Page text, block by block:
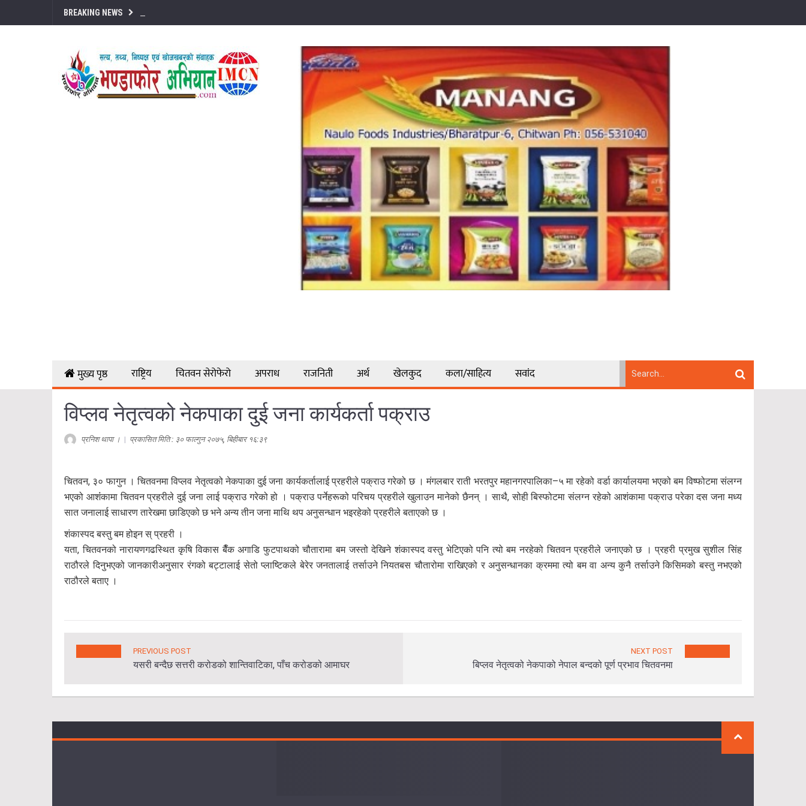
BREAKING NEWS
मुख्य पृष्ठ राष्ट्रिय चितवन सेरोफेरो अपराध राजनिती अर्थ खेलकुद कला/साहित्य सवांद
विप्लव नेतृत्वको नेकपाका दुई जना कार्यकर्ता पक्राउ
प्रनिश थापा । | प्रकासित मिति : ३० फाल्गुन २०७५, बिहीबार १६:३९
चितवन, ३० फागुन । चितवनमा विप्लव नेतृत्वको नेकपाका दुई जना कार्यकर्तालाई प्रहरीले पक्राउ गरेको छ । मंगलबार राती भरतपुर महानगरपालिका–५ मा रहेको वर्डा कार्यालयमा भएको बम विष्फोटमा संलग्न
भएको आशंंकामा चितवन प्रहरीले दुई जना लाई पक्राउ गरेको हो । पक्राउ पर्नेहरूको परिचय प्रहरीले खुलाउन मानेको छैनन् । साथै, सोही बिस्फोटमा संलग्न रहेको आशंकामा पक्राउ परेका दस जना मध्य
सात जनालाई साधारण तारेखमा छाडिएको छ भने अन्य तीन जना माथि थप अनुसन्धान भइरहेको प्रहरीले बताएको छ ।
शंकास्पद बस्तु बम होइन स् प्रहरी ।
यता, चितवनको नारायणगढस्थित कृषि विकास बैँक अगाडि फुटपाथको चौतारामा बम जस्तो देखिने शंकास्पद वस्तु भेटिएको पनि त्यो बम नरहेको चितवन प्रहरीले जनाएको छ । प्रहरी प्रमुख सुशील सिंह
राठौरले दिनुभएको जानकारीअनुसार रंगको बट्टालाई सेतो प्लाष्टिकले बेरेर जनतालाई तर्साउने नियतबस चौतारोमा राखिएको र अनुसन्धानका क्रममा त्यो बम वा अन्य कुनै तर्साउने किसिमको बस्तु नभएको
राठौरले बताए ।
PREVIOUS POST
यसरी बन्दैछ सत्तरी करोडको शान्तिवाटिका, पाँच करोडको आमाघर
NEXT POST
बिप्लव नेतृत्वको नेकपाको नेपाल बन्दको पूर्ण प्रभाव चितवनमा